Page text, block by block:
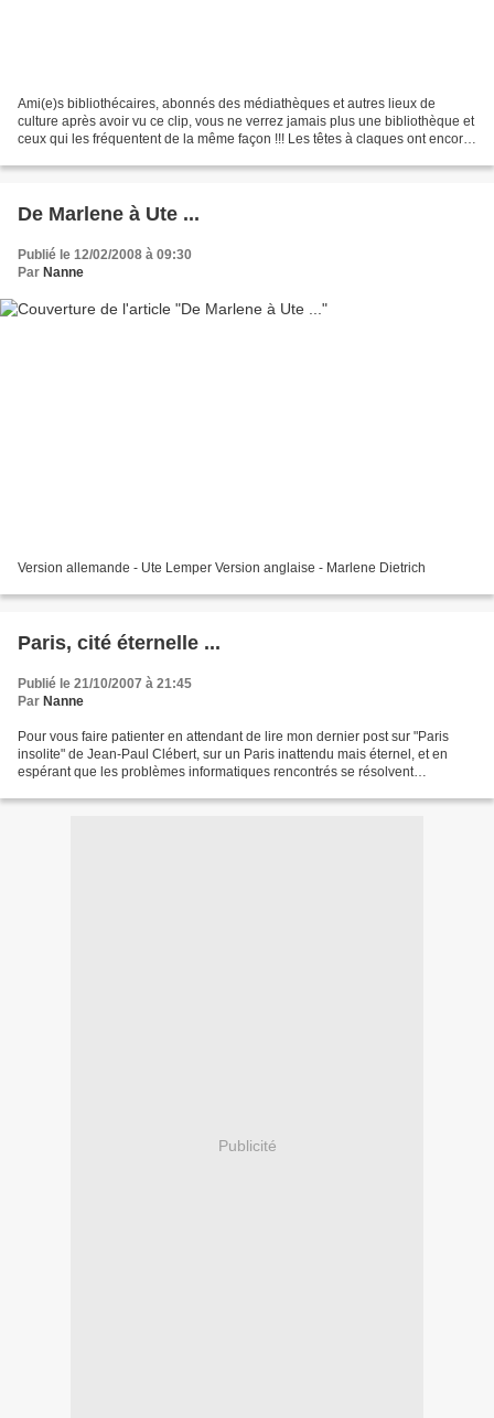
Ami(e)s bibliothécaires, abonnés des médiathèques et autres lieux de
culture après avoir vu ce clip, vous ne verrez jamais plus une bibliothèque et
ceux qui les fréquentent de la même façon !!! Les têtes à claques ont encore
De Marlene à Ute ...
Publié le 12/02/2008 à 09:30
Par Nanne
Version allemande - Ute Lemper Version anglaise - Marlene Dietrich
Paris, cité éternelle ...
Publié le 21/10/2007 à 21:45
Par Nanne
Pour vous faire patienter en attendant de lire mon dernier post sur "Paris
insolite" de Jean-Paul Clébert, sur un Paris inattendu mais éternel, et en
espérant que les problèmes informatiques rencontrés se résolvent
Publicité